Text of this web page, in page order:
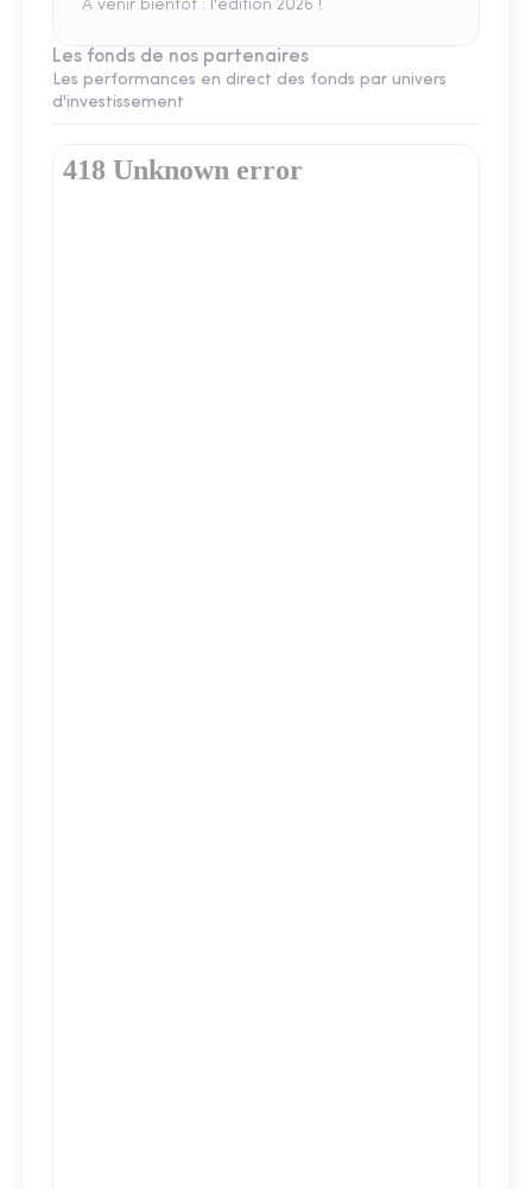
A venir bientôt : l'édition 2026 !
Les fonds de nos partenaires
Les performances en direct des fonds par univers
d'investissement